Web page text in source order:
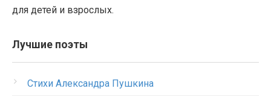
для детей и взрослых.
Лучшие поэты
Стихи Александра Пушкина